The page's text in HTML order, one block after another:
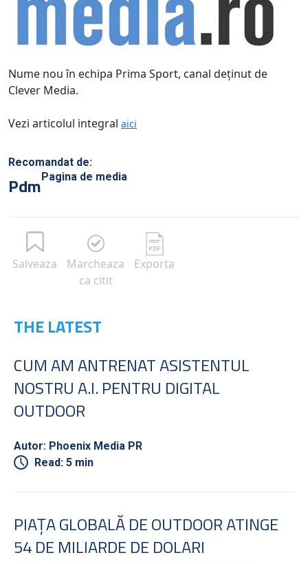
Nume nou în echipa Prima Sport, canal deţinut de
Clever Media.
Vezi articolul integral aici
Recomandat de:
Pdm Pagina de media
Salveaza
Marcheaza
ca citit
Exporta
THE LATEST
CUM AM ANTRENAT ASISTENTUL
NOSTRU A.I. PENTRU DIGITAL
OUTDOOR
Autor: Phoenix Media PR
Read: 5 min
PIAȚA GLOBALĂ DE OUTDOOR ATINGE
54 DE MILIARDE DE DOLARI